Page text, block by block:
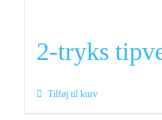
2-tryks
Tilføj til kurv